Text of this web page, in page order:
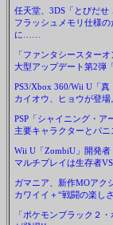
任天堂、3DS「とびだせ
フラッシュメモリ仕様
に……
「ファンタシースターオ
大型アップデート第2弾
PS3/Xbox 360/Wii U「
カイオウ、ヒョウが登
PSP「シャイニング・ア
主要キャラクターとパニ
Wii U「ZombiU」開発
マルチプレイは生存者
ガマニア、新作MOアク
カワイイ＋“戦闘の楽し
「ポケモンブラック２